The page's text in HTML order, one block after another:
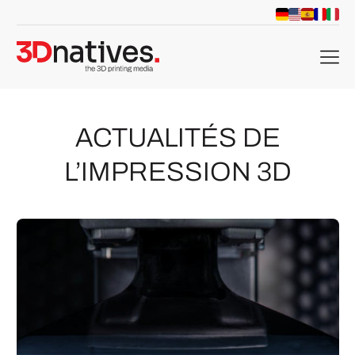
menu
ACTUALITÉS DE
L’IMPRESSION 3D